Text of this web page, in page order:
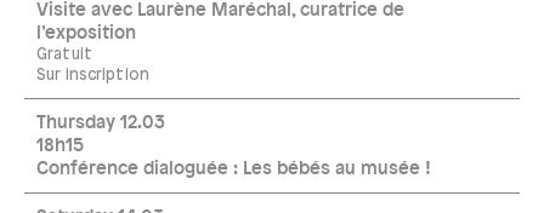
Visite avec Laurène Maréchal, curatrice de
l’exposition
Gratuit
Sur inscription
Thursday 12.03
18h15
Conférence dialoguée : Les bébés au musée !